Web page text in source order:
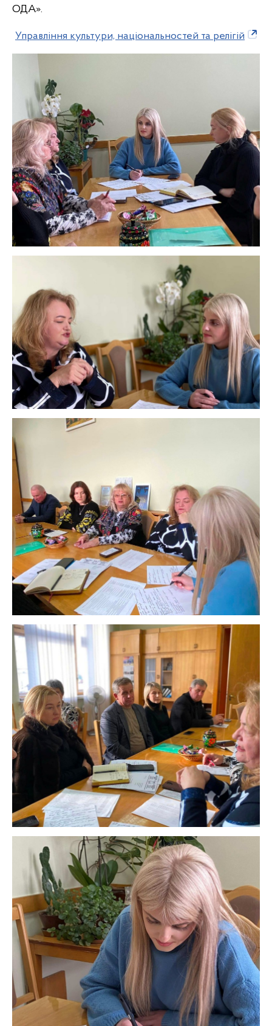
ОДА».
Управління культури, національностей та релігій